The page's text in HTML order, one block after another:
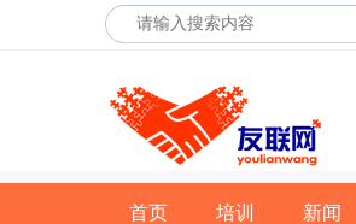
首页 培训 新闻